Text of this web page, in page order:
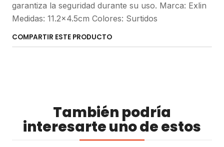
garantiza la seguridad durante su uso. Marca: Exlin
Medidas: 11.2x4.5cm Colores: Surtidos
COMPARTIR ESTE PRODUCTO
También podría
interesarte uno de estos